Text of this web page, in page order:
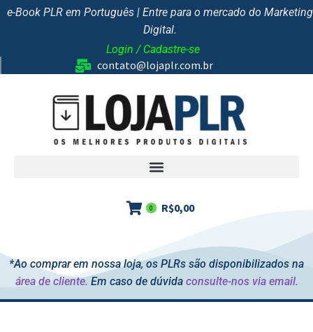
e-Book PLR em Português | Entre para o mercado do Marketing
Digital.
Login / Cadastre-se
contato@lojaplr.com.br
R$0,00
0
*Ao comprar em nossa loja, os PLRs são disponibilizados na
área de cliente. Em caso de dúvida consulte-nos via email.